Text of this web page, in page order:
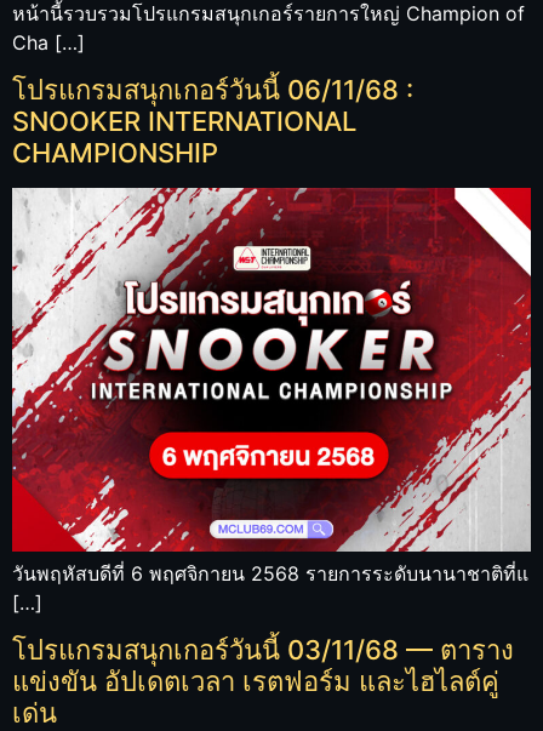
หน้านี้รวบรวมโปรแกรมสนุกเกอร์รายการใหญ่ Champion of
Cha […]
โปรแกรมสนุกเกอร์วันนี้ 06/11/68 :
SNOOKER INTERNATIONAL
CHAMPIONSHIP
วันพฤหัสบดีที่ 6 พฤศจิกายน 2568 รายการระดับนานาชาติที่แ
[…]
โปรแกรมสนุกเกอร์วันนี้ 03/11/68 — ตาราง
แข่งขัน อัปเดตเวลา เรตฟอร์ม และไฮไลต์คู่
เด่น